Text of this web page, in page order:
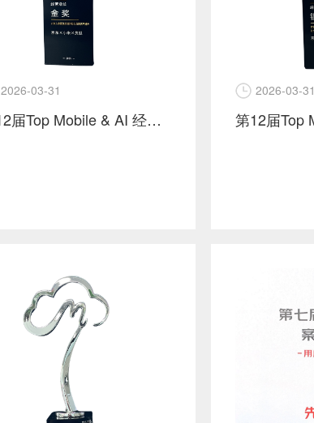
2026-03-31
第12届Top Mobile & AI 经营增长 金奖 京东 x 小米 x 灵狐
2026-03-31